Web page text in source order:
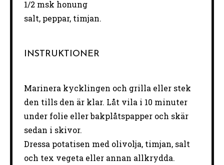
1/2 msk honung
salt, peppar, timjan.
INSTRUKTIONER
Marinera kycklingen och grilla eller stek
den tills den är klar. Låt vila i 10 minuter
under folie eller bakplåtspapper och skär
sedan i skivor.
Dressa potatisen med olivolja, timjan, salt
och tex vegeta eller annan allkrydda.